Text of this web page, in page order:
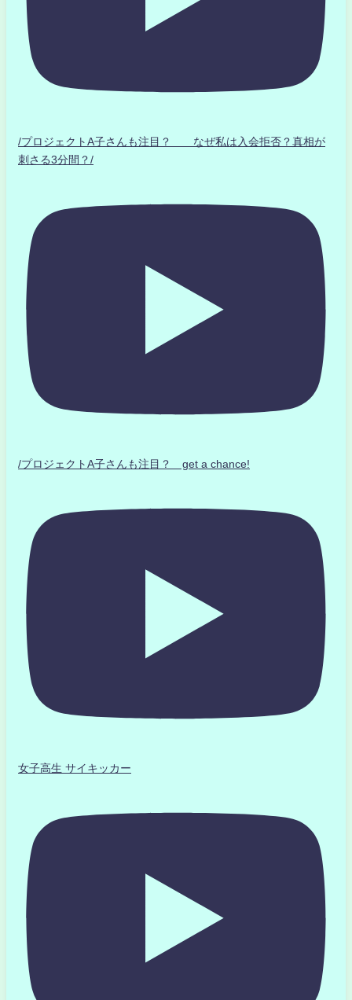
/プロジェクトA子さんも注目？ なぜ私は入会拒否？真相が
刺さる3分間？/
/プロジェクトA子さんも注目？ get a chance!
女子高生 サイキッカー